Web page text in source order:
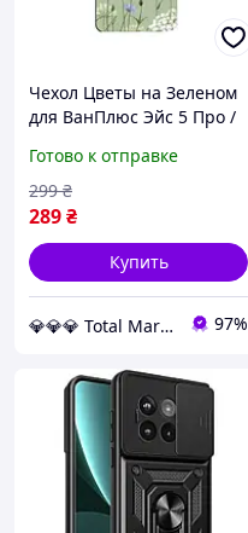
Чехол Цветы на Зеленом
для ВанПлюс Эйс 5 Про /
OnePlus Ace 5 Pro
Готово к отправке
289₴
299 ₴
Купить
💎💎💎 Total Market 97%